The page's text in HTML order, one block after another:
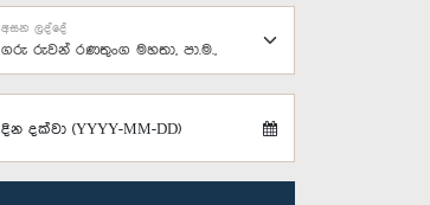
ගරු රුවන් රණතුංග මහතා, පා.ම.,
අසන ලද්දේ
දින දක්වා (YYYY-MM-DD)